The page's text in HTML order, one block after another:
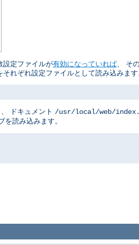
設定ファイルが有効になっていれば、 そ
れぞれ設定ファイルとして読み込みま
ドキュメント /usr/local/web/
を読み込みます。